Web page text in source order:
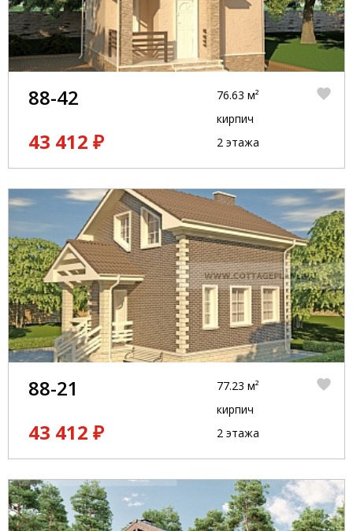
88-42
43 412 ₽
76.63 м²
кирпич
2 этажа
88-21
43 412 ₽
77.23 м²
кирпич
2 этажа